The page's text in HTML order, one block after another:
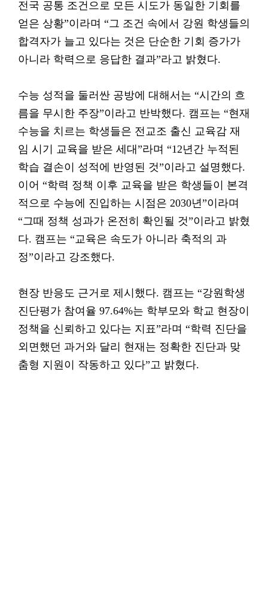
전국 공통 조건으로 모든 시도가 동일한 기회를
얻은 상황”이라며 “그 조건 속에서 강원 학생들의
합격자가 늘고 있다는 것은 단순한 기회 증가가
아니라 학력으로 응답한 결과”라고 밝혔다.
수능 성적을 둘러싼 공방에 대해서는 “시간의 흐
름을 무시한 주장”이라고 반박했다. 캠프는 “현재
수능을 치르는 학생들은 전교조 출신 교육감 재
임 시기 교육을 받은 세대”라며 “12년간 누적된
학습 결손이 성적에 반영된 것”이라고 설명했다.
이어 “학력 정책 이후 교육을 받은 학생들이 본격
적으로 수능에 진입하는 시점은 2030년”이라며
“그때 정책 성과가 온전히 확인될 것”이라고 밝혔
다. 캠프는 “교육은 속도가 아니라 축적의 과
정”이라고 강조했다.
현장 반응도 근거로 제시했다. 캠프는 “강원학생
진단평가 참여율 97.64%는 학부모와 학교 현장이
정책을 신뢰하고 있다는 지표”라며 “학력 진단을
외면했던 과거와 달리 현재는 정확한 진단과 맞
춤형 지원이 작동하고 있다”고 밝혔다.